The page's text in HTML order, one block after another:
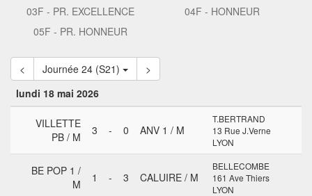
03F - PR. EXCELLENCE
04F - HONNEUR
05F - PR. HONNEUR
< Journée 24 (S21)
>
lundi 18 mai 2026
VILLETTE
PB / M
3 - 0 ANV 1 / M
T.BERTRAND
13 Rue J.Verne
LYON
BE POP 1 /
M
1 - 3 CALUIRE / M
BELLECOMBE
161 Ave Thiers
LYON